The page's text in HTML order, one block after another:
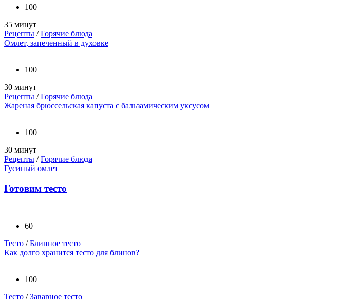
100
35 минут
Рецепты /Горячие блюда
Омлет, запеченный в духовке
100
30 минут
Рецепты /Горячие блюда
Жареная брюссельская капуста с бальзамическим уксусом
100
30 минут
Рецепты /Горячие блюда
Гусиный омлет
Готовим тесто
60
Тесто /Блинное тесто
Как долго хранится тесто для блинов?
100
Тесто /Заварное тесто